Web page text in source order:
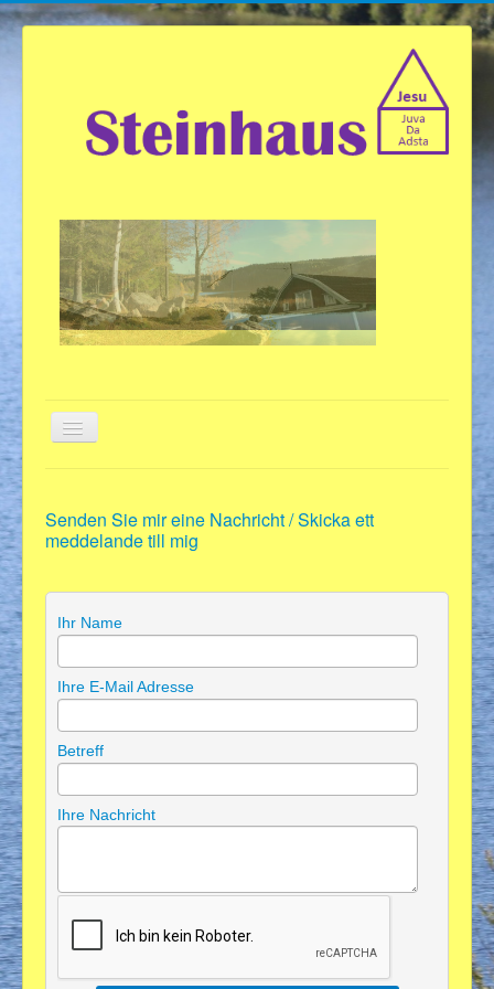
Über uns
FotoGen
TonArt
Kunterbunt
För våra vänner
Kontakt
Senden Sie mir eine Nachricht / Skicka ett
meddelande till mig
Ihr Name
Ihre E-Mail Adresse
Betreff
Ihre Nachricht